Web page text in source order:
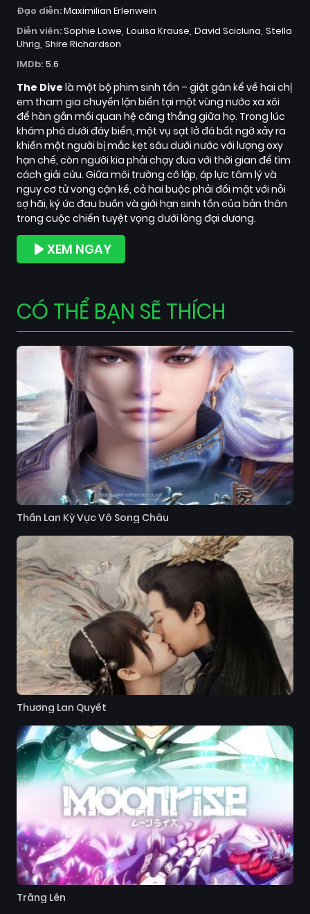
Đạo diễn:Maximilian Erlenwein
Diễn viên:Sophie Lowe Louisa Krause David Scicluna Stella
Uhrig Shire Richardson
IMDb: 5.6
The Dive là một bộ phim sinh tồn – giật gân kể về hai chị
em tham gia chuyến lặn biển tại một vùng nước xa xôi
để hàn gắn mối quan hệ căng thẳng giữa họ. Trong lúc
khám phá dưới đáy biển, một vụ sạt lở đá bất ngờ xảy ra
khiến một người bị mắc kẹt sâu dưới nước với lượng oxy
hạn chế, còn người kia phải chạy đua với thời gian để tìm
cách giải cứu. Giữa môi trường cô lập, áp lực tâm lý và
nguy cơ tử vong cận kề, cả hai buộc phải đối mặt với nỗi
sợ hãi, ký ức đau buồn và giới hạn sinh tồn của bản thân
trong cuộc chiến tuyệt vọng dưới lòng đại dương.
XEM NGAY
CÓ THỂ BẠN SẼ THÍCH
Thần Lan Kỳ Vực Vô Song Châu
Thương Lan Quyết
Trăng Lên